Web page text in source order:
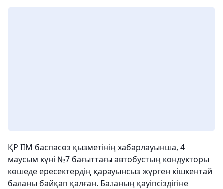
ҚР ІІМ баспасөз қызметінің хабарлауынша, 4
маусым күні №7 бағыттағы автобустың кондукторы
көшеде ересектердің қарауынсыз жүрген кішкентай
баланы байқап қалған. Баланың қауіпсіздігіне